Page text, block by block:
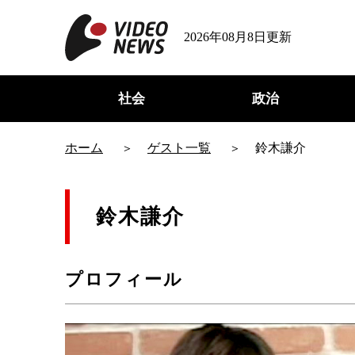
2026年08月8日更新
社会 政治
ホーム ゲスト一覧 鈴木謙介
鈴木謙介
プロフィール